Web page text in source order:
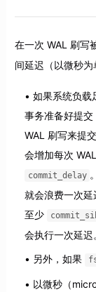
在一次 WAL 刷写
间延迟（以微秒为
如果系统负载
事务准备好提
WAL 刷写来提
会增加每次
commit_delay
就会浪费一次
至少
会执行一次延迟
另外，如果
以微秒（